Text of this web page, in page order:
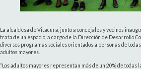
La alcaldesa de Vitacura, junto a concejales y vecinos
trata de un espacio, a cargo de la Dirección de Desarrollo
diversos programas sociales orientados a personas de
adultos mayores.
“Los adultos mayores representan más de un 20% de todas